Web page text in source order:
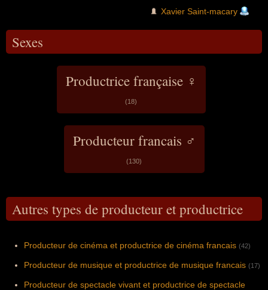
Xavier Saint-macary
Sexes
Productrice française ♀
(18)
Producteur francais ♂
(130)
Autres types de producteur et productrice
Producteur de cinéma et productrice de cinéma francais (42)
Producteur de musique et productrice de musique francais (17)
Producteur de spectacle vivant et productrice de spectacle